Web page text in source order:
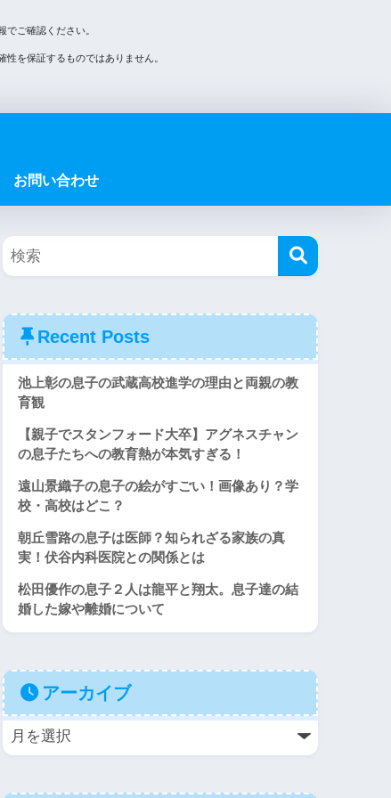
ご確認ください。
を保証するものではありません。
お問い合わせ
Recent Posts
池上彰の息子の武蔵高校進学の理由と両親の教
育観
【親子でスタンフォード大卒】アグネスチャン
の息子たちへの教育熱が本気すぎる！
遠山景織子の息子の絵がすごい！画像あり？学
校・高校はどこ？
朝丘雪路の息子は医師？知られざる家族の真
実！伏谷内科医院との関係とは
松田優作の息子２人は龍平と翔太。息子達の結
婚した嫁や離婚について
アーカイブ